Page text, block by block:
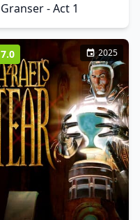
Granser - Act 1
7.0 2025